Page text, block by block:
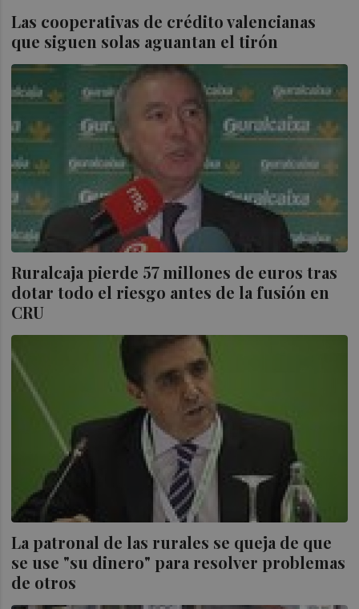
Las cooperativas de crédito valencianas
que siguen solas aguantan el tirón
Ruralcaja pierde 57 millones de euros tras
dotar todo el riesgo antes de la fusión en
CRU
La patronal de las rurales se queja de que
se use "su dinero" para resolver problemas
de otros